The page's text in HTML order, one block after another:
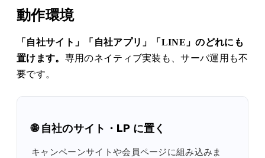
動作環境
「自社サイト」「自社アプリ」「LINE」のどれにも
置けます。 専用のネイティブ実装も、サーバ運用も不
要です。
🌐 自社のサイト・LP に置く
キャンペーンサイトや会員ページに組み込みま